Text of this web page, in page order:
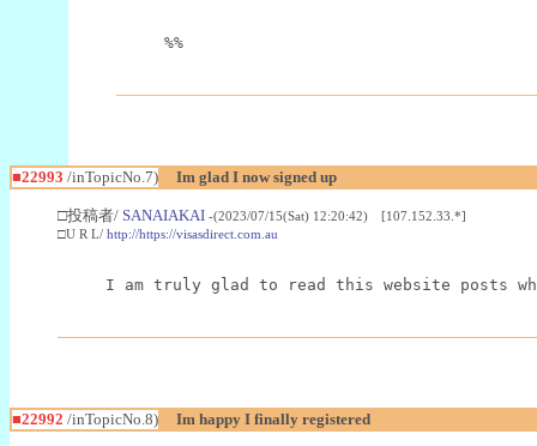
%%
■22993 /inTopicNo.7) Im glad I now signed up
□投稿者/ SANAIAKAI -(2023/07/15(Sat) 12:20:42) [107.152.33.*]
□U R L/ http://https://visasdirect.com.au
I am truly glad to read this website posts
■22992 /inTopicNo.8) Im happy I finally registered